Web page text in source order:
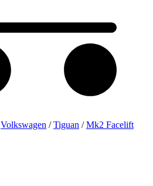
Volkswagen /Tiguan /Mk2 Facelift